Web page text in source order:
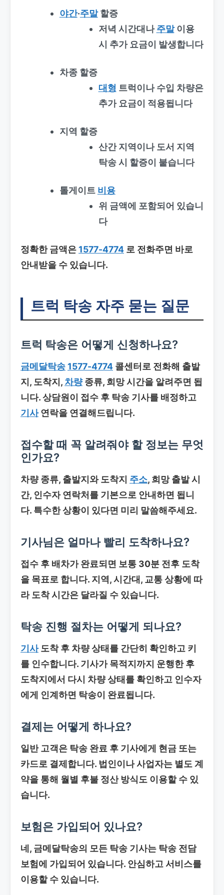
야간·주말할증
저녁 시간대나주말이용
시 추가 요금이 발생합니다
차종 할증
대형 트럭이나 수입 차량은
추가 요금이 적용됩니다
지역 할증
산간 지역이나 도서 지역
탁송 시 할증이 붙습니다
톨게이트 비용
위 금액에 포함되어 있습니
다
정확한 금액은1577-4774 로 전화주면 바로
안내받을 수 있습니다.
트럭 탁송 자주 묻는 질문
트럭 탁송은 어떻게 신청하나요?
금메달탁송1577-4774 콜센터로 전화해 출발
지, 도착지, 차량종류, 희망 시간을 알려주면 됩
니다. 상담원이 접수 후 탁송 기사를 배정하고
기사연락을 연결해드립니다.
접수할 때 꼭 알려줘야 할 정보는 무엇
인가요?
차량 종류, 출발지와 도착지 주소, 희망 출발 시
간, 인수자 연락처를 기본으로 안내하면 됩니
다. 특수한 상황이 있다면 미리 말씀해주세요.
기사님은 얼마나 빨리 도착하나요?
접수 후 배차가 완료되면 보통 30분 전후 도착
을 목표로 합니다. 지역, 시간대, 교통 상황에 따
라 도착 시간은 달라질 수 있습니다.
탁송 진행 절차는 어떻게 되나요?
기사도착 후 차량 상태를 간단히 확인하고 키
를 인수합니다. 기사가 목적지까지 운행한 후
도착지에서 다시 차량 상태를 확인하고 인수자
에게 인계하면 탁송이 완료됩니다.
결제는 어떻게 하나요?
일반 고객은 탁송 완료 후 기사에게 현금 또는
카드로 결제합니다. 법인이나 사업자는 별도 계
약을 통해 월별 후불 정산 방식도 이용할 수 있
습니다.
보험은 가입되어 있나요?
네, 금메달탁송의 모든 탁송 기사는 탁송 전담
보험에 가입되어 있습니다. 안심하고 서비스를
이용할 수 있습니다.